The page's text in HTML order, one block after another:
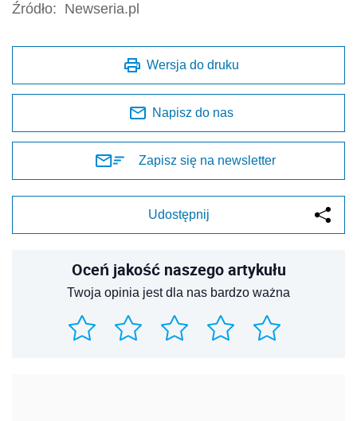
Źródło: Newseria.pl
Wersja do druku
Napisz do nas
Zapisz się na newsletter
Udostępnij
Oceń jakość naszego artykułu
Twoja opinia jest dla nas bardzo ważna